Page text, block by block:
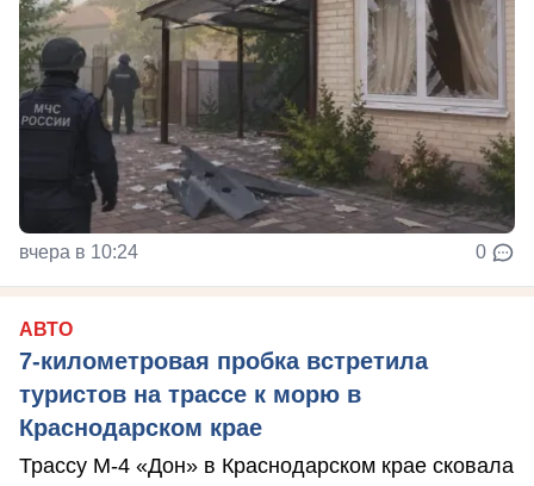
вчера в 10:24 0
АВТО
7-километровая пробка встретила
туристов на трассе к морю в
Краснодарском крае
Трассу М-4 «Дон» в Краснодарском крае сковала